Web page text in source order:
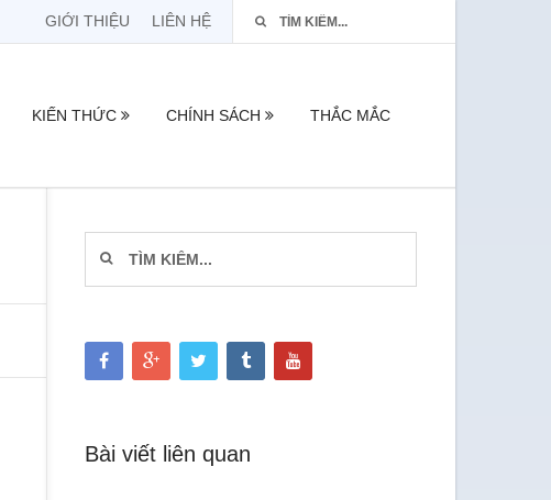
GIỚI THIỆU LIÊN HỆ
KIẾN THỨC CHÍNH SÁCH THẮC MẮC
Bài viết liên quan